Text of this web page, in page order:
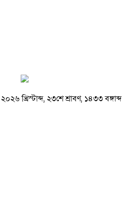
খ্রিস্টাব্দ, ২৩শে শ্রাবণ, ১৪৩৩ বঙ্গাব্দ